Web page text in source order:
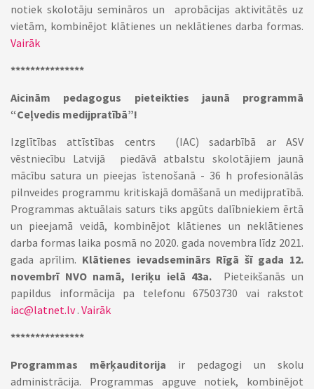
notiek skolotāju semināros un aprobācijas aktivitātēs uz
vietām, kombinējot klātienes un neklātienes darba formas.
Vairāk
***************
Aicinām pedagogus pieteikties jaunā programmā
“Ceļvedis medijpratībā”!
Izglītības attīstības centrs (IAC) sadarbībā ar ASV
vēstniecību Latvijā piedāvā atbalstu skolotājiem jaunā
mācību satura un pieejas īstenošanā - 36 h profesionālās
pilnveides programmu kritiskajā domāšanā un medijpratībā.
Programmas aktuālais saturs tiks apgūts dalībniekiem ērtā
un pieejamā veidā, kombinējot klātienes un neklātienes
darba formas laika posmā no 2020. gada novembra līdz 2021.
gada aprīlim. Klātienes ievadseminārs Rīgā šī gada 12.
novembrī NVO namā, Ieriķu ielā 43a.
Pieteikšanās un
papildus informācija pa telefonu 67503730 vai rakstot
iac@latnet.lv. Vairāk
***************
Programmas mērķauditorija ir pedagogi un skolu
administrācija. Programmas apguve notiek, kombinējot